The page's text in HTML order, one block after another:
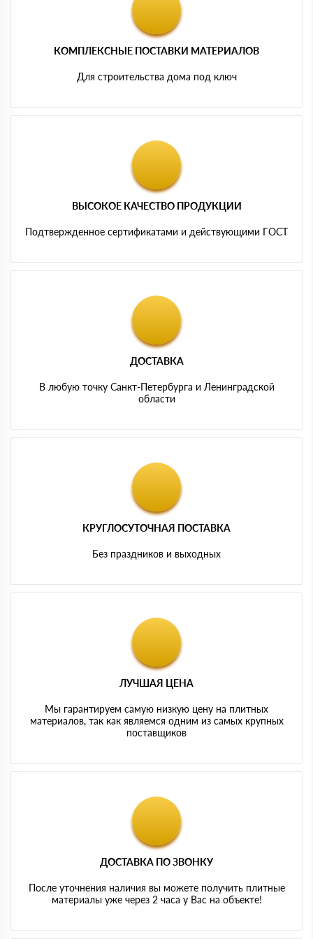
КОМПЛЕКСНЫЕ ПОСТАВКИ МАТЕРИАЛОВ
Для строительства дома под ключ
ВЫСОКОЕ КАЧЕСТВО ПРОДУКЦИИ
Подтвержденное сертификатами и действующими ГОСТ
ДОСТАВКА
В любую точку Санкт-Петербурга и Ленинградской
области
КРУГЛОСУТОЧНАЯ ПОСТАВКА
Без праздников и выходных
ЛУЧШАЯ ЦЕНА
Мы гарантируем самую низкую цену на плитных
материалов, так как являемся одним из самых крупных
поставщиков
ДОСТАВКА ПО ЗВОНКУ
После уточнения наличия вы можете получить плитные
материалы уже через 2 часа у Вас на объекте!